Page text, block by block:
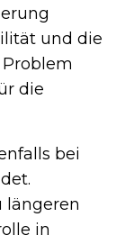
und die
die
bei
längeren
in